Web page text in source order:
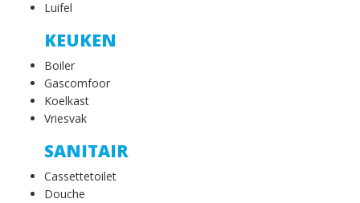
Luifel
KEUKEN
Boiler
Gascomfoor
Koelkast
Vriesvak
SANITAIR
Cassettetoilet
Douche